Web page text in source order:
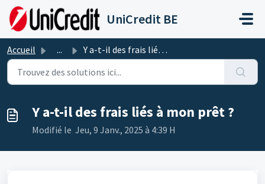
Passer au contenu principal
UniCredit BE
Accueil ... Y a-t-il des frais liés à mon prêt ?
Y a-t-il des frais liés à mon prêt ?
Modifié le Jeu, 9 Janv., 2025 à 4:39 H